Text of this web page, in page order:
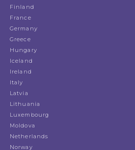
Finland
France
Germany
Greece
Hungary
Iceland
Ireland
Italy
Latvia
Lithuania
Luxembourg
Moldova
Netherlands
Norway